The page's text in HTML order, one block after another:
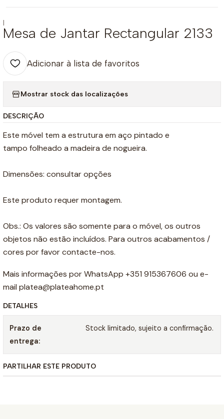
|
Mesa de Jantar Rectangular 2133
Adicionar à lista de favoritos
Mostrar stock das localizações
DESCRIÇÃO
Este móvel tem a estrutura em aço pintado e
tampo folheado a madeira de nogueira.
Dimensões: consultar opções
Este produto requer montagem.
Obs.: Os valores são somente para o móvel, os outros
objetos não estão incluídos. Para outros acabamentos /
cores por favor contacte-nos.
Mais informações por WhatsApp +351 915367606 ou e-
mail platea@plateahome.pt
DETALHES
Prazo de
entrega:
Stock limitado, sujeito a confirmação.
PARTILHAR ESTE PRODUTO